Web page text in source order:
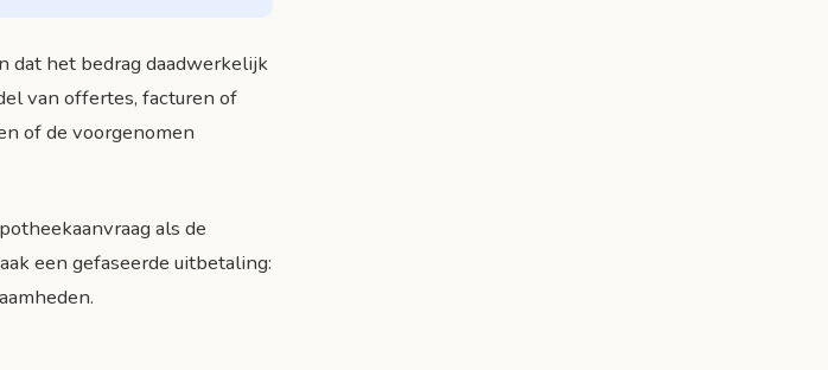
dat het bedrag daadwerkelijk
van offertes, facturen of
of de voorgenomen
als de
een gefaseerde uitbetaling: